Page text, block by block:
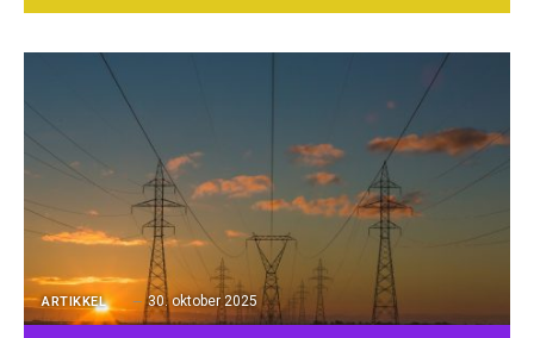
ARTIKKEL 30. oktober 2025